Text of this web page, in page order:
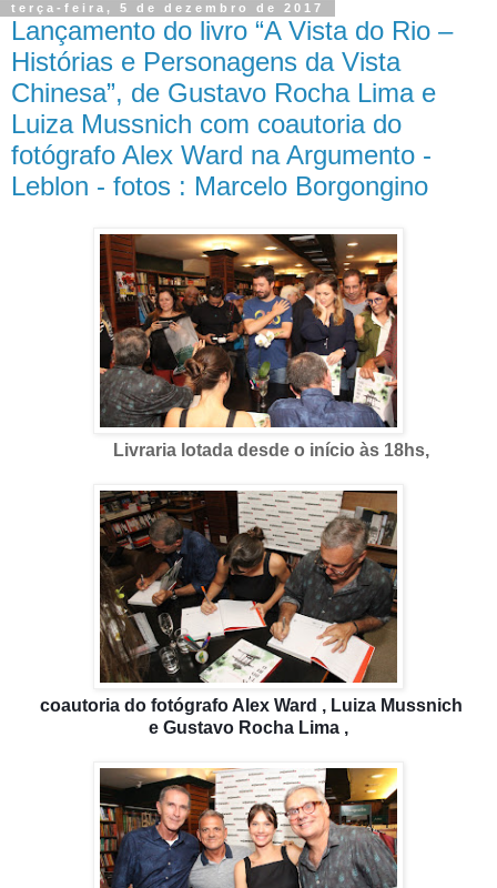
terça-feira, 5 de dezembro de 2017
Lançamento do livro “A Vista do Rio –
Histórias e Personagens da Vista
Chinesa”, de Gustavo Rocha Lima e
Luiza Mussnich com coautoria do
fotógrafo Alex Ward na Argumento -
Leblon - fotos : Marcelo Borgongino
Livraria lotada desde o início às 18hs,
coautoria do fotógrafo Alex Ward ,Luiza Mussnich
e Gustavo Rocha Lima ,